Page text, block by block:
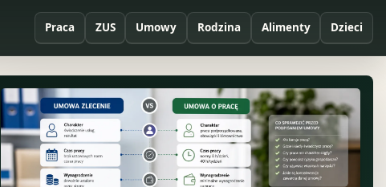
Praca ZUS Umowy Rodzina Alimenty Dzieci